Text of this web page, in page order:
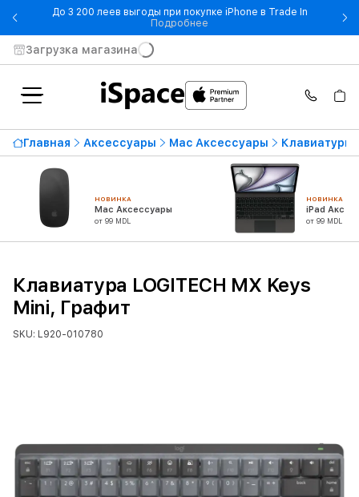
До 3 200 леев выгоды при покупке iPhone в Trade In
Подробнее - До 3 200 леев выгоды при
Загрузка магазина
Главная Аксессуары Mac Аксессуары Клавиатуры
НОВИНКА
Mac Аксессуары
от 99 MDL
НОВИНКА
iPad
от 99 MDL
Клавиатура LOGITECH MX Keys
Mini, Графит
SKU: L920-010780